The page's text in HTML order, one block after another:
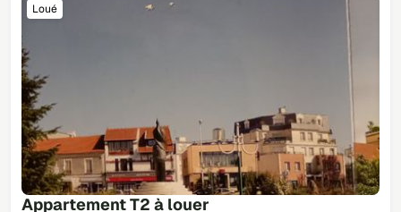
Appartement T2 à louer
Loué